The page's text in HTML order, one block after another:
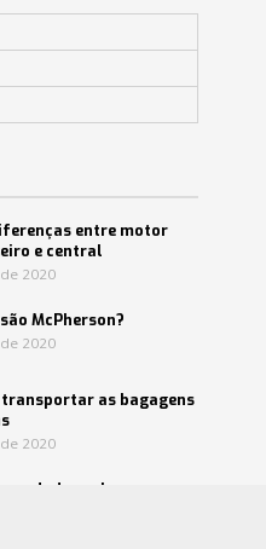
entre motor
e central
2020
McPherson?
2020
transportar as bagagens
2020
sobre o